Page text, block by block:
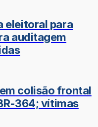
eleitoral para
auditagem
colisão frontal
364; vítimas